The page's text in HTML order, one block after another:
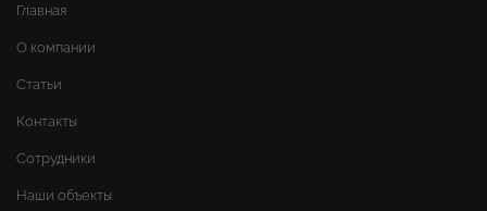
Главная
О компании
Статьи
Контакты
Сотрудники
Наши объекты